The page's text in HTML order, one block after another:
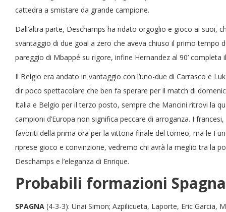
cattedra a smistare da grande campione.
Dall’altra parte, Deschamps ha ridato orgoglio e gioco ai suoi,
svantaggio di due goal a zero che aveva chiuso il primo tempo
pareggio di Mbappé su rigore, infine Hernandez al 90’ completa
Il Belgio era andato in vantaggio con l’uno-due di Carrasco e
dir poco spettacolare che ben fa sperare per il match di
Italia e Belgio per il terzo posto, sempre che Mancini ritrovi la
campioni d’Europa non significa peccare di arroganza. I
favoriti della prima ora per la vittoria finale del torneo, ma le
riprese gioco e convinzione, vedremo chi avrà la meglio tra la
Deschamps e l’eleganza di Enrique.
Probabili formazioni
SPAGNA (4-3-3): Unai Simon; Azpilicueta, Laporte, Eric Garcia,